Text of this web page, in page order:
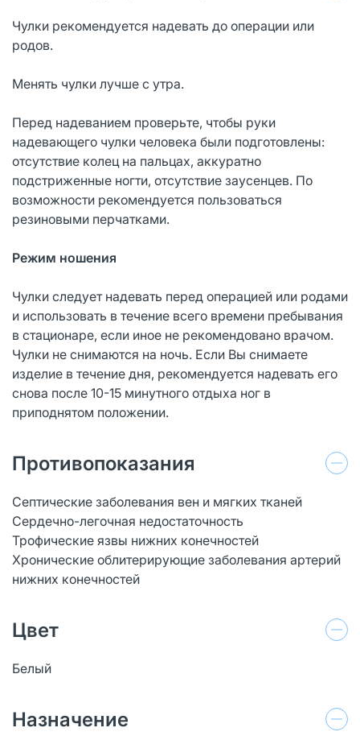
Чулки рекомендуется надевать до операции или
родов.
Менять чулки лучше с утра.
Перед надеванием проверьте, чтобы руки
надевающего чулки человека были подготовлены:
отсутствие колец на пальцах, аккуратно
подстриженные ногти, отсутствие заусенцев. По
возможности рекомендуется пользоваться
резиновыми перчатками.
Режим ношения
Чулки следует надевать перед операцией или родами
и использовать в течение всего времени пребывания
в стационаре, если иное не рекомендовано врачом.
Чулки не снимаются на ночь. Если Вы снимаете
изделие в течение дня, рекомендуется надевать его
снова после 10-15 минутного отдыха ног в
приподнятом положении.
Противопоказания
Септические заболевания вен и мягких тканей
Сердечно-легочная недостаточность
Трофические язвы нижних конечностей
Хронические облитерирующие заболевания артерий
нижних конечностей
Цвет
Белый
Назначение